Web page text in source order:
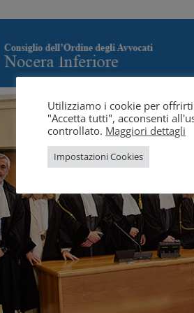
Utilizziamo i cookie per
"Accetta tutti", acconsenti
controllato. Maggiori dettagli
Impostazioni Cookies